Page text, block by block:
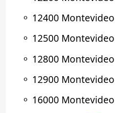
⚬ 12400 Montevideo
⚬ 12500 Montevideo
⚬ 12800 Montevideo
⚬ 12900 Montevideo
⚬ 16000 Montevideo